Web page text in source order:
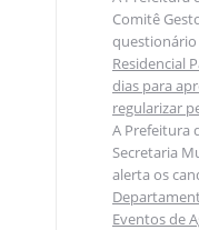
Comitê
Residencial
dias para
regularizar
A Prefeitura
Secretaria
alerta os
Eventos de